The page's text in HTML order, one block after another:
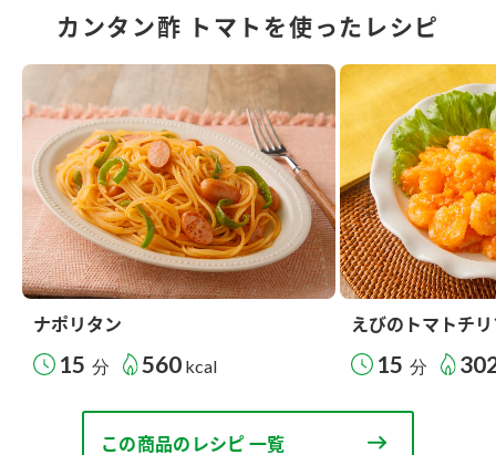
カンタン酢 トマトを使ったレシピ
ナポリタン
15 分 560 kcal
えびのトマトチ
15 分
この商品のレシピ 一覧